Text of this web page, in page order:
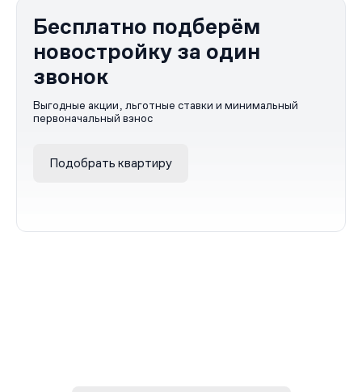
Бесплатно подберём
новостройку за один
звонок
Выгодные акции, льготные ставки и минимальный
первоначальный взнос
Подобрать квартиру